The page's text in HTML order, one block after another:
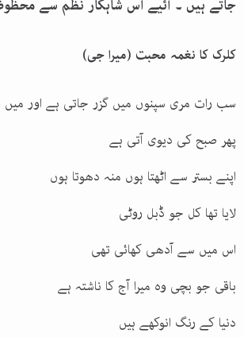
جاتے ہیں ۔ آئیے اس شاہکار نظم سے
کلرک کا نغمہ محبت (میرا جی)
سب رات مری سپنوں میں گزر جاتی ہے اور میں
پھر صبح کی دیوی آتی ہے
اپنے بستر سے اٹھتا ہوں منہ دھوتا ہوں
لایا تھا کل جو ڈبل روٹی
اس میں سے آدھی کھائی تھی
باقی جو بچی وہ میرا آج کا ناشتہ ہے
دنیا کے رنگ انوکھے ہیں